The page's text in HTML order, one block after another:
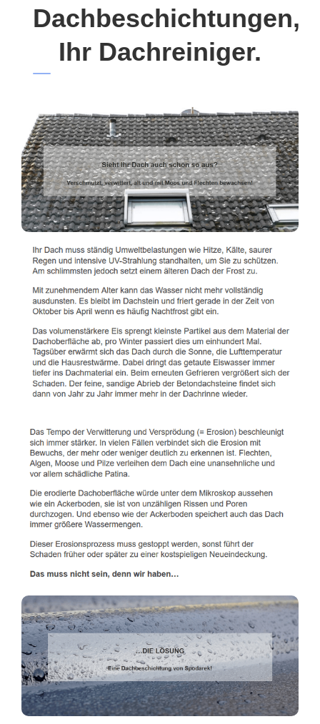
Dachbeschichtungen,
Ihr Dachreiniger.